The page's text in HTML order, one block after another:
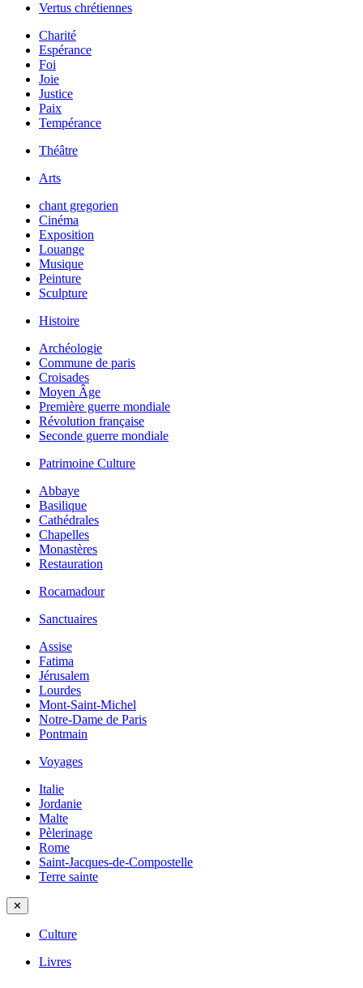
Vertus chrétiennes
Charité
Espérance
Foi
Joie
Justice
Paix
Tempérance
Théâtre
Arts
chant gregorien
Cinéma
Exposition
Louange
Musique
Peinture
Sculpture
Histoire
Archéologie
Commune de paris
Croisades
Moyen Âge
Première guerre mondiale
Révolution française
Seconde guerre mondiale
Patrimoine Culture
Abbaye
Basilique
Cathédrales
Chapelles
Monastères
Restauration
Rocamadour
Sanctuaires
Assise
Fatima
Jérusalem
Lourdes
Mont-Saint-Michel
Notre-Dame de Paris
Pontmain
Voyages
Italie
Jordanie
Malte
Pèlerinage
Rome
Saint-Jacques-de-Compostelle
Terre sainte
✕
Culture
Livres